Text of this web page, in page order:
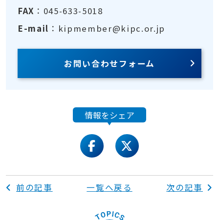
FAX ：045-633-5018
E-mail ：kipmember@kipc.or.jp
お問い合わせフォーム
情報をシェア
facebooktwitter
前の記事 一覧へ戻る 次の記事